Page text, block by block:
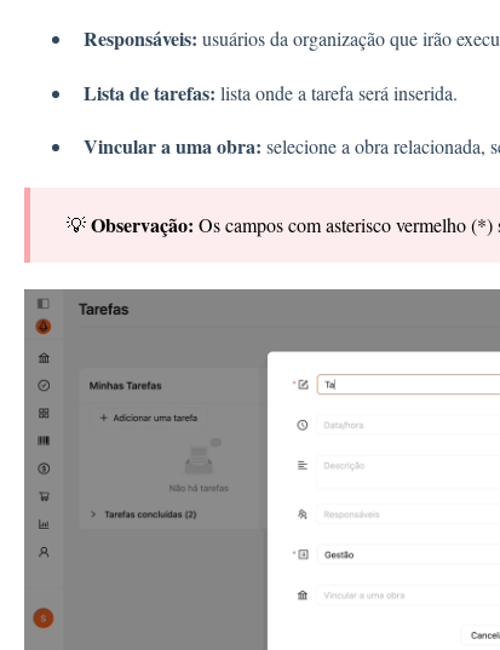
Responsáveis: usuários da organização que irão
Lista de tarefas: lista onde a tarefa será inserida.
Vincular a uma obra: selecione a obra relacionada,
💡Observação: Os campos com asterisco vermelho (*)